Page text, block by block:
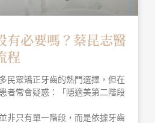
有必要嗎？蔡昆志醫
程
民眾矯正牙齒的熱門選擇，但在
者常會疑惑：「隱適美第二階段
非只有單一階段，而是依據牙齒